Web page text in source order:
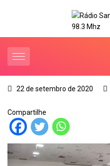
22 de setembro de 2020
Compartilhe